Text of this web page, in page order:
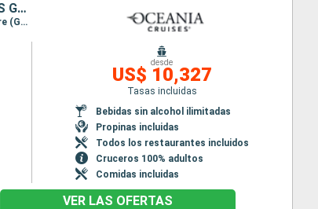
ANTIGUA Y BARBUDA, DOMINICA, BARBADOS, SANTA LUCIA, SAN VINCENT Y LAS GRANADINAS, ESTADOS UNIDOS, MÉXICO, JAMAICA, ISLAS CAIMÁN
Itinerario : Miami, Charlotte Amalie, Saint John's, Roseau, Bridgetown, Kingstown, Castries, Pointe a pitre (Guadalupe), Bequia, Miami, Cozumel, Ocho Rios, Gran Caiman, Miami
desde
US$ 10,327
Tasas incluidas
Bebidas sin alcohol ilimitadas
Propinas incluidas
Todos los restaurantes incluidos
Cruceros 100% adultos
Comidas incluidas
VER LAS OFERTAS